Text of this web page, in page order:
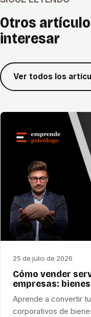
Otros
interesar
Ver todos los
25 de julio de 2026
Cómo vender
empresas:
Aprende a convertir
corporativos de